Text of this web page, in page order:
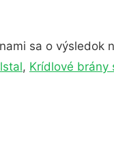
sa o výsledok
, Krídlové brány